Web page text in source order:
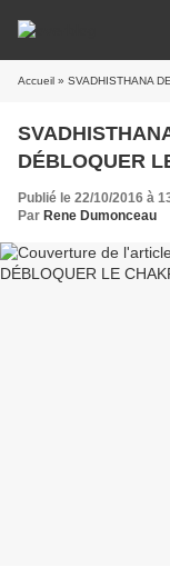
Accueil » SVADHISTHANA
DÉBLOQUER
Publié le 22/10/2016 à
Par Rene Dumonceau